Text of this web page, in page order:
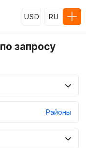
USD RU
запросу
Районы